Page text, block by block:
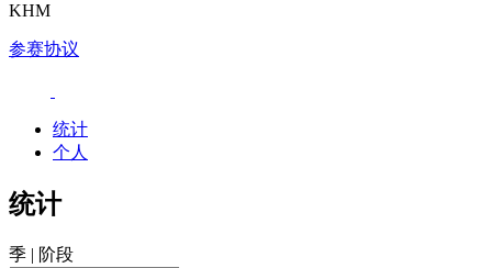
KHM
参赛协议
统计
个人
统计
季 | 阶段